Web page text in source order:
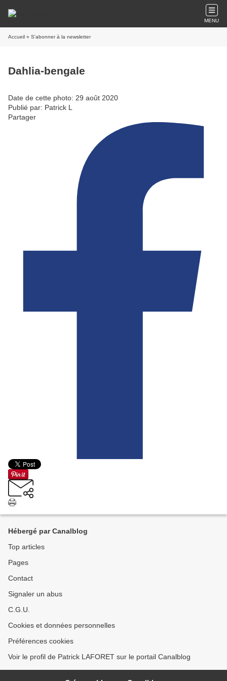
MENU
Accueil » S'abonner à la newsletter
Dahlia-bengale
Date de cette photo: 29 août 2020
Publié par: Patrick L
Partager
Hébergé par Canalblog
Top articles
Pages
Contact
Signaler un abus
C.G.U.
Cookies et données personnelles
Préférences cookies
Voir le profil de Patrick LAFORET sur le portail Canalblog